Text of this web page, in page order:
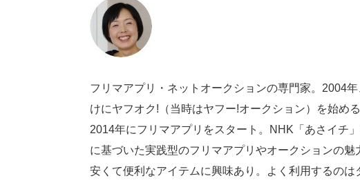
フリマアプリ・ネットオークションの専門家。2004
けにヤフオク!（当時はヤフー!オークション）を始め
2014年にフリマアプリをスタート。NHK「あさイチ
に基づいた実践型のフリマアプリやオークションの魅
安くて便利なアイテムに興味あり。よく利用するのは